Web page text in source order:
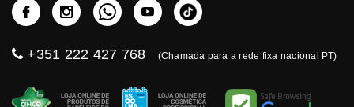
+351 222 427 768 (Chamada para a rede fixa nacional PT)